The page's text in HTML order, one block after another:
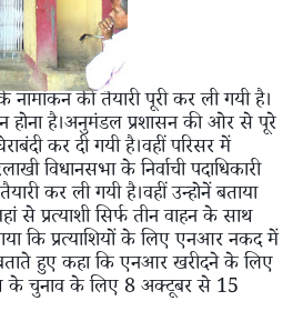
नामांकन की तैयारी पूरी कर ली गयी है।
होना है।अनुमंडल प्रशासन की ओर से पूरे
कर दी गयी है।वहीं परिसर में
विधानसभा के निर्वाची पदाधिकारी
कर ली गयी है।वहीं उन्होनें बताया
से प्रत्याशी सिर्फ तीन वाहन के साथ
कि प्रत्याशियों के लिए एनआर नकद में
बताते हुए कहा कि एनआर खरीदने के लिए
के चुनाव के लिए 8 अक्टूबर से 15